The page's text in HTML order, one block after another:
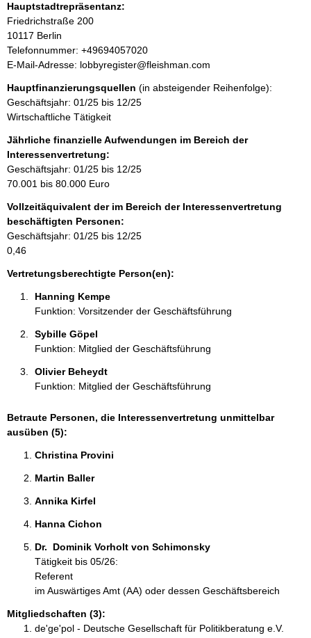
t
i
n
o
r
m
a
i
o
n
e
n
:
Hauptstadtrepräsentanz:
A
d
r
e
s
e
Friedrichstraße 200
10117 Berlin
K
o
t
a
k
t
i
n
f
r
m
a
t
i
Telefonnummer: +49694057020
E-Mail-Adresse: lobbyregister@fleishman.com
Hauptfinanzierungsquellen (in absteigender Reihenfolge):
Geschäftsjahr: 01/25 bis 12/25
Wirtschaftliche Tätigkeit
Jährliche finanzielle Aufwendungen im Bereich der
Interessenvertretung:
Geschäftsjahr: 01/25 bis 12/25
70.001 bis 80.000 Euro
Vollzeitäquivalent der im Bereich der Interessenvertretung
beschäftigten Personen:
Geschäftsjahr: 01/25 bis 12/25
0,46
Vertretungsberechtigte Person(en):
Hanning Kempe
Funktion: Vorsitzender der Geschäftsführung
Sybille Göpel
Funktion: Mitglied der Geschäftsführung
Olivier Beheydt
Funktion: Mitglied der Geschäftsführung
Betraute Personen, die Interessenvertretung unmittelbar
ausüben (5):
Christina Provini
Martin Baller
Annika Kirfel
Hanna Cichon
Dr.  Dominik Vorholt von Schimonsky
Tätigkeit bis 05/26:
Referent
im Auswärtiges Amt (AA) oder dessen Geschäftsbereich
Mitgliedschaften (3):
de'ge'pol - Deutsche Gesellschaft für Politikberatung e.V.